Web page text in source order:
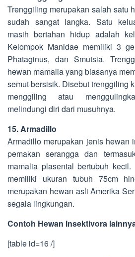
Trenggiling merupakan salah satu
sudah sangat langka. Satu
masih bertahan hidup adalah
Kelompok Manidae memiliki 3
Phataginus, dan Smutsia.
hewan mamalia yang biasanya
semut bersisik. Disebut trenggiling
menggiling atau
melindungi diri dari musuhnya.
15. Armadillo
Armadillo merupakan jenis hewan
pemakan serangga dan
mamalia plasental bertubuh
memiliki ukuran tubuh 75cm
merupakan hewan asli Amerika
segala lingkungan.
Contoh Hewan Insektivora
[table id=16 /]